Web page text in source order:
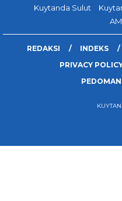
Kuytanda Sulut
REDAKSI INDEKS
PRIVACY